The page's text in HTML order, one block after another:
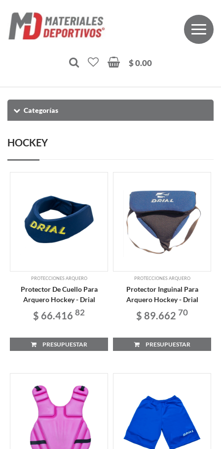
$ 0.00
Categorías
HOCKEY
PROTECCIONES ARQUERO
Protector De Cuello Para
Arquero Hockey - Drial
$ 66.416 82
PRESUPUESTAR
PROTECCIONES ARQUERO
Protector Inguinal Para
Arquero Hockey - Drial
$ 89.662 70
PRESUPUESTAR